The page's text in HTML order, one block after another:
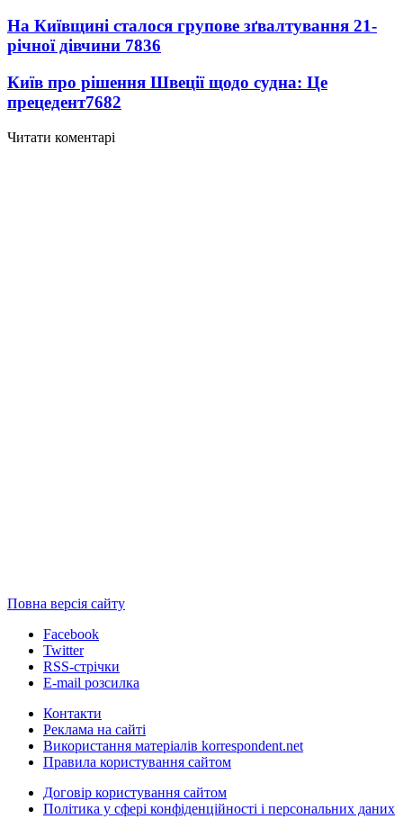
На Київщині сталося групове зґвалтування 21-
річної дівчини 7836
Київ про рішення Швеції щодо судна: Це
прецедент7682
Читати коментарі
Повна версія сайту
Facebook
Twitter
RSS-стрічки
E-mail розсилка
Контакти
Реклама на сайті
Використання матеріалів korrespondent.net
Правила користування сайтом
Договір користування сайтом
Політика у сфері конфіденційності і персональних даних